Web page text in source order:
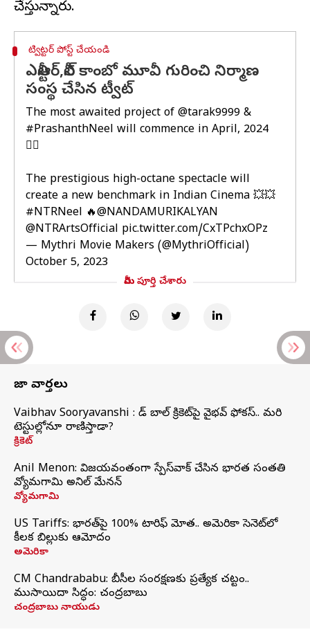
ట్విట్టర్ పోస్ట్ చేయండి
ఎన్టీఆర్‌,నీల్‌ కాంబో మూవీ గురించి నిర్మాణ
సంస్థ చేసిన ట్వీట్
The most awaited project of @tarak9999 &
#PrashanthNeel will commence in April, 2024
❤️‍🔥
The prestigious high-octane spectacle will
create a new benchmark in Indian Cinema 💥💥
#NTRNeel 🔥@NANDAMURIKALYAN
@NTRArtsOfficial pic.twitter.com/CxTPchxOPz
— Mythri Movie Makers (@MythriOfficial)
October 5, 2023
మీరు పూర్తి చేశారు
తాజా వార్తలు
Vaibhav Sooryavanshi : రెడ్ బాల్ క్రికెట్‌పై వైభవ్ ఫోకస్.. మరి
టెస్టుల్లోనూ రాణిస్తాడా?
క్రికెట్
Anil Menon: విజయవంతంగా స్పేస్‌వాక్‌ చేసిన భారత సంతతి
వ్యోమగామి అనిల్‌ మేనన్
వ్యోమగామి
US Tariffs: భారత్‌పై 100% టారిఫ్‌ మోత.. అమెరికా సెనెట్‌లో
కీలక బిల్లుకు ఆమోదం
అమెరికా
CM Chandrababu: బీసీల సంరక్షణకు ప్రత్యేక చట్టం..
ముసాయిదా సిద్ధం: చంద్రబాబు
చంద్రబాబు నాయుడు